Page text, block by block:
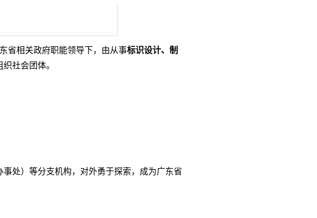
省相关政府职能领导下，由从事标识设计、制
社会团体。
处）等分支机构，对外勇于探索，成为广东省